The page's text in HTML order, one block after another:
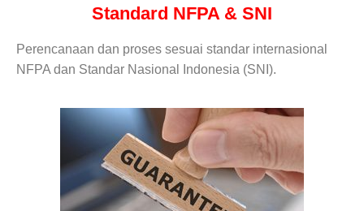
Standard NFPA & SNI
Perencanaan dan proses sesuai standar internasional
NFPA dan Standar Nasional Indonesia (SNI).